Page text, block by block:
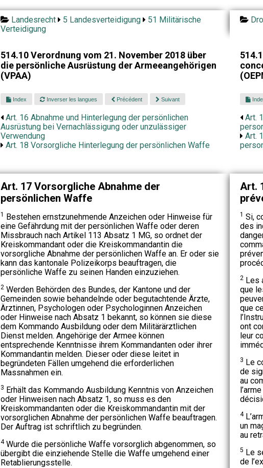
Landesrecht 5 Landesverteidigung
51 Militärische
Verteidigung
514.10 Verordnung vom 21. November 2018 über
die persönliche Ausrüstung der Armeeangehörigen
(VPAA)
Index Inverser les langues Précédent Suivant
Art. 16 Abnahme und Hinterlegung der persönlichen
Ausrüstung bei Vernachlässigung oder unzulässiger
Verwendung
Art. 18 Vorsorgliche Hinterlegung der persönlichen Waffe
Art.
Art.
Art. 17 Vorsorgliche Abnahme der
persönlichen Waffe
1 Bestehen ernstzunehmende Anzeichen oder Hinweise für
eine Gefährdung mit der persönlichen Waffe oder deren
Missbrauch nach Artikel 113 Absatz 1 MG, so ordnet der
Kreiskommandant oder die Kreiskommandantin die
vorsorgliche Abnahme der persönlichen Waffe an. Er oder sie
kann das kantonale Polizeikorps beauftragen, die
persönliche Waffe zu seinen Handen einzuziehen.
2Werden Behörden des Bundes, der Kantone und der
Gemeinden sowie behandelnde oder begutachtende Ärzte,
Ärztinnen, Psychologen oder Psychologinnen Anzeichen
oder Hinweise nach Absatz 1 bekannt, so können sie diese
dem Kommando Ausbildung oder dem Militärärztlichen
Dienst melden. Angehörige der Armee können
entsprechende Kenntnisse ihrem Kommandanten oder ihrer
Kommandantin melden. Dieser oder diese leitet in
begründeten Fällen umgehend die erforderlichen
Massnahmen ein.
3 Erhält das Kommando Ausbildung Kenntnis von Anzeichen
oder Hinweisen nach Absatz 1, so muss es den
Kreiskommandanten oder die Kreiskommandantin mit der
vorsorglichen Abnahme der persönlichen Waffe beauftragen.
Der Auftrag ist schriftlich zu begründen.
4Wurde die persönliche Waffe vorsorglich abgenommen, so
übergibt die einziehende Stelle die Waffe umgehend einer
Retablierungsstelle.
Art.
1 Si,
des
2Les
que
que
ont
leur
3 Le
de
au
4
un
au
5 Le
de